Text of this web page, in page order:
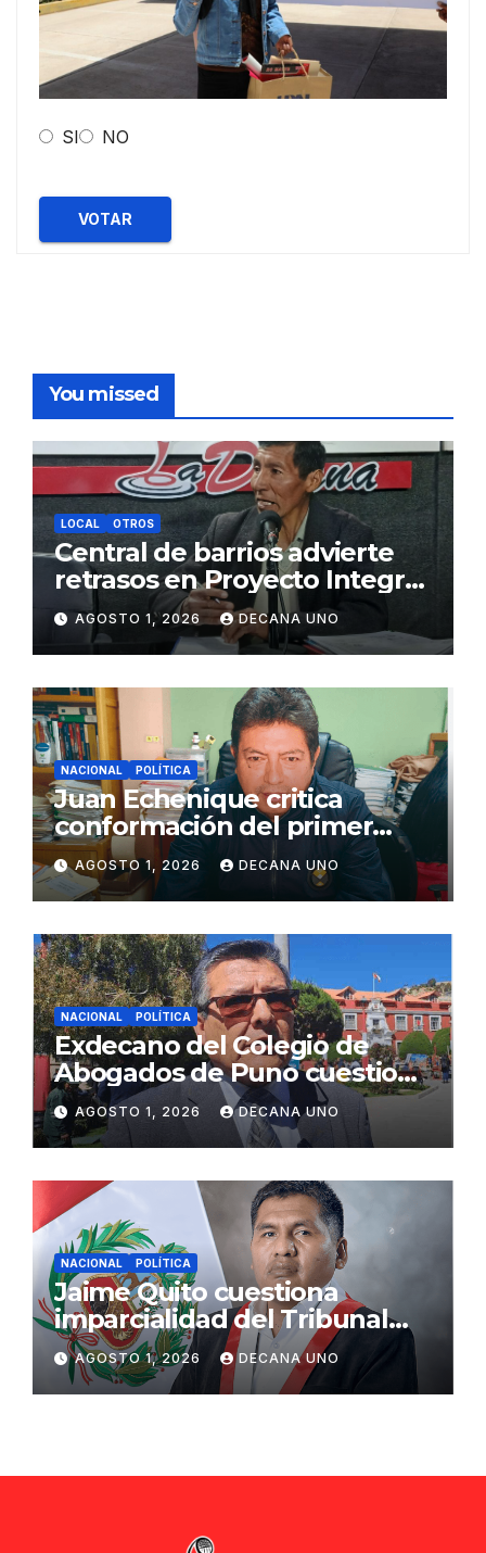
SI NO
VOTAR
You missed
LOCAL OTROS
Central de barrios advierte
retrasos en Proyecto Integral
de Agua y Alcantarillado para
Juliaca
AGOSTO 1, 2026 DECANA UNO
NACIONAL POLÍTICA
Juan Echenique critica
conformación del primer
gabinete ministerial de Keiko
Fujimori
AGOSTO 1, 2026 DECANA UNO
NACIONAL POLÍTICA
Exdecano del Colegio de
Abogados de Puno cuestiona
propuestas sobre seguridad
ciudadana
AGOSTO 1, 2026 DECANA UNO
NACIONAL POLÍTICA
Jaime Quito cuestiona
imparcialidad del Tribunal
Constitucional tras liberación
de Ollanta Humala
AGOSTO 1, 2026 DECANA UNO